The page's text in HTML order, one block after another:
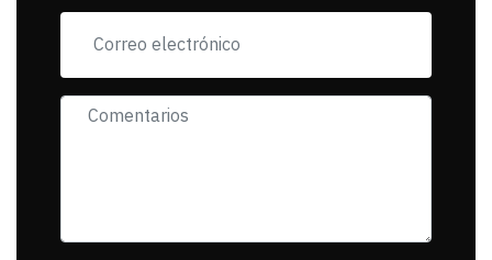
muerta.